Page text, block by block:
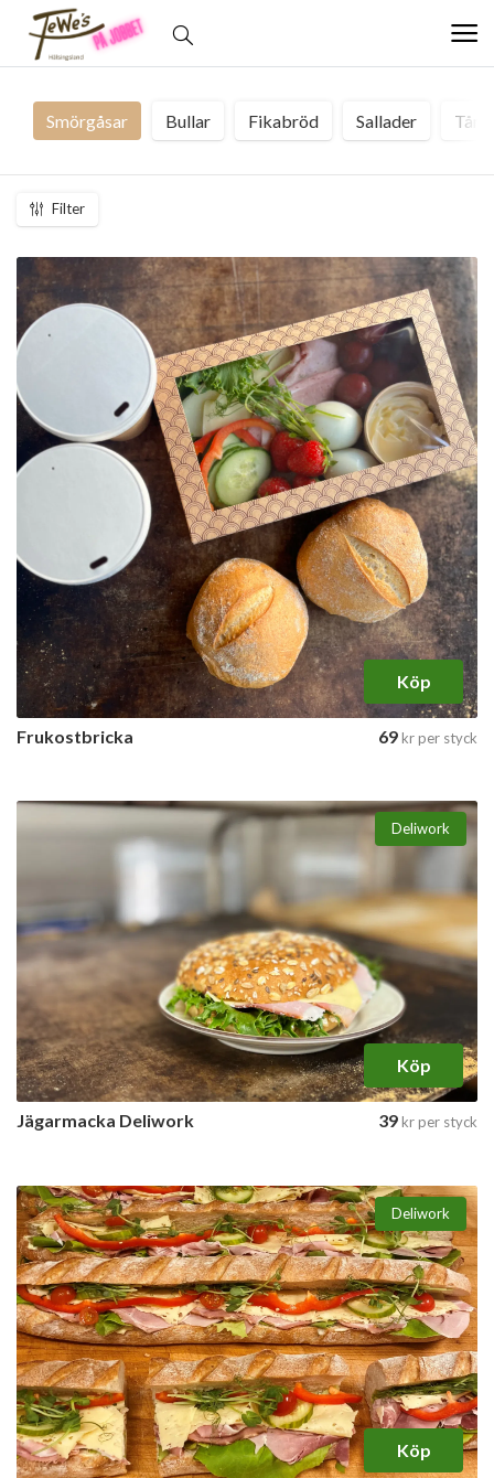
Smörgåsar Bullar Fikabröd Sallader
Filter
Köp
Frukostbricka 69krper styck
Deliwork
Köp
Jägarmacka Deliwork 39krper styck
Deliwork
Köp